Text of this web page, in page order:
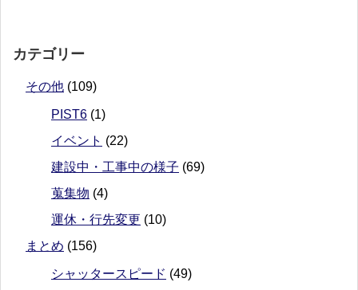
カテゴリー
その他 (109)
PIST6 (1)
イベント (22)
建設中・工事中の様子 (69)
蒐集物 (4)
運休・行先変更 (10)
まとめ (156)
シャッタースピード (49)